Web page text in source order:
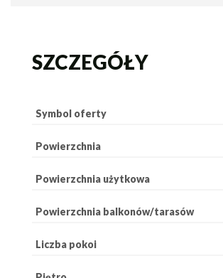
SZCZEGÓŁY
Symbol oferty
Powierzchnia
Powierzchnia użytkowa
Powierzchnia balkonów/tarasów
Liczba pokoi